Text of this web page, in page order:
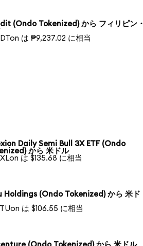
(Ondo Tokenized) から フィリピン・
は ₱9,237.02 に相当
Daily Semi Bull 3X ETF (Ondo
から 米ドル
は $135.68 に相当
Holdings (Ondo Tokenized) から 米ド
は $106.55 に相当